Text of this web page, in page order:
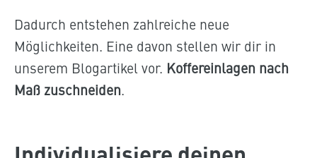
Dadurch entstehen zahlreiche neue
Möglichkeiten. Eine davon stellen wir dir in
unserem Blogartikel vor. Koffereinlagen nach
Maß zuschneiden.